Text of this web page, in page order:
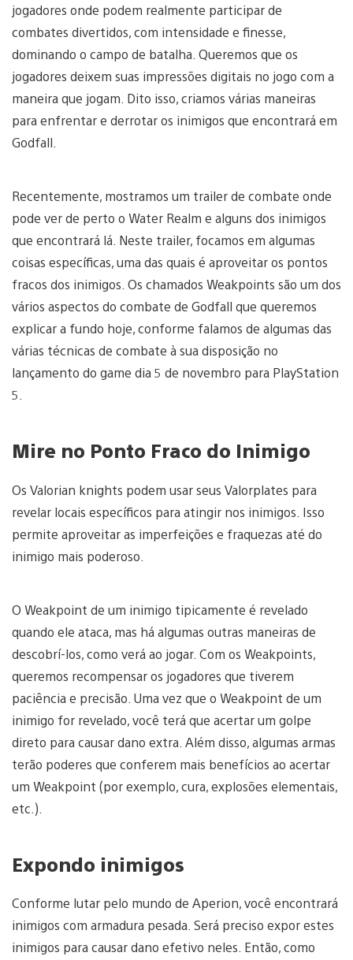
jogadores onde podem realmente participar de
combates divertidos, com intensidade e finesse,
dominando o campo de batalha. Queremos que os
jogadores deixem suas impressões digitais no jogo com a
maneira que jogam. Dito isso, criamos várias maneiras
para enfrentar e derrotar os inimigos que encontrará em
Godfall.
Recentemente, mostramos um trailer de combate onde
pode ver de perto o Water Realm e alguns dos inimigos
que encontrará lá. Neste trailer, focamos em algumas
coisas específicas, uma das quais é aproveitar os pontos
fracos dos inimigos. Os chamados Weakpoints são um dos
vários aspectos do combate de Godfall que queremos
explicar a fundo hoje, conforme falamos de algumas das
várias técnicas de combate à sua disposição no
lançamento do game dia 5 de novembro para PlayStation
5.
Mire no Ponto Fraco do Inimigo
Os Valorian knights podem usar seus Valorplates para
revelar locais específicos para atingir nos inimigos. Isso
permite aproveitar as imperfeições e fraquezas até do
inimigo mais poderoso.
O Weakpoint de um inimigo tipicamente é revelado
quando ele ataca, mas há algumas outras maneiras de
descobrí-los, como verá ao jogar. Com os Weakpoints,
queremos recompensar os jogadores que tiverem
paciência e precisão. Uma vez que o Weakpoint de um
inimigo for revelado, você terá que acertar um golpe
direto para causar dano extra. Além disso, algumas armas
terão poderes que conferem mais benefícios ao acertar
um Weakpoint (por exemplo, cura, explosões elementais,
etc.).
Expondo inimigos
Conforme lutar pelo mundo de Aperion, você encontrará
inimigos com armadura pesada. Será preciso expor estes
inimigos para causar dano efetivo neles. Então, como